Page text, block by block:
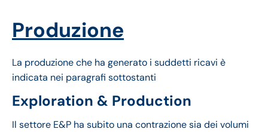
Produzione
La produzione che ha generato i suddetti ricavi è
indicata nei paragrafi sottostanti
Exploration & Production
Il settore E&P ha subito una contrazione sia dei volumi